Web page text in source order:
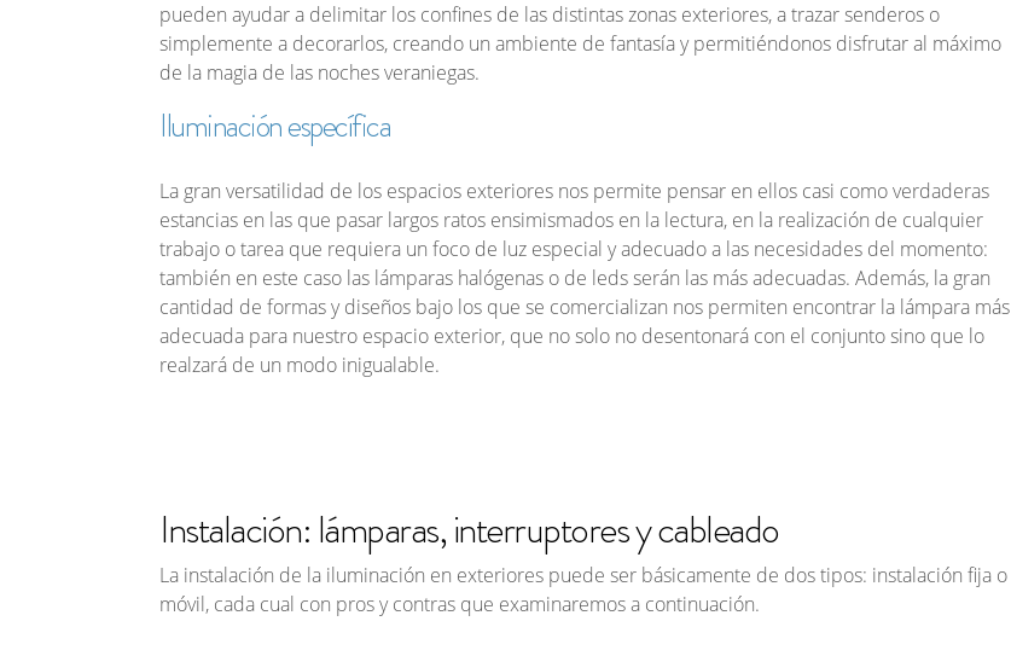
pueden ayudar a delimitar los confines de las distintas zonas exteriores, a trazar senderos o
simplemente a decorarlos, creando un ambiente de fantasía y permitiéndonos disfrutar al máximo
de la magia de las noches veraniegas.
Iluminaciónespecífica
La gran versatilidad de los espacios exteriores nos permite pensar en ellos casi como verdaderas
estancias en las que pasar largos ratos ensimismados en la lectura, en la realización de cualquier
trabajo o tarea que requiera un foco de luz especial y adecuado a las necesidades del momento:
también en este caso las lámparas halógenas o de ledsserán las más adecuadas. Además, la gran
cantidad de formas y diseños bajo los que se comercializan nos permiten encontrar la lámpara más
adecuada para nuestro espacio exterior, que no solo no desentonará con el conjunto sino que lo
realzará de un modo inigualable.
Instalación: lámparas, interruptores y cableado
La instalación de la iluminación en exteriores puede ser básicamente de dos tipos: instalación fija o
móvil, cada cual con prosycontras que examinaremos a continuación.